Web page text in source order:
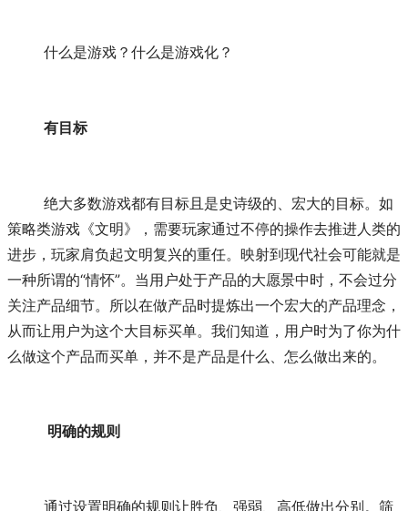
	什么是游戏？什么是游戏化？
有目标
策略类游戏《文明》，需要玩家通过不停的操作去推进人类的
进步，玩家肩负起文明复兴的重任。映射到现代社会可能就是
一种所谓的“情怀”。当用户处于产品的大愿景中时，不会过分
关注产品细节。所以在做产品时提炼出一个宏大的产品理念，
从而让用户为这个大目标买单。我们知道，用户时为了你为什
么做这个产品而买单，并不是产品是什么、怎么做出来的。
明确的规则